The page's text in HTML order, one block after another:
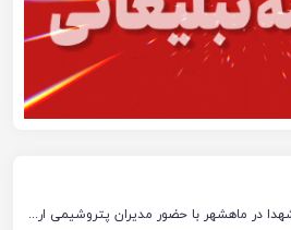
غبارروبی مزار شهدا در ماهشهر با حضور مدیران پتروشیمی اروند و مسئولان شهری